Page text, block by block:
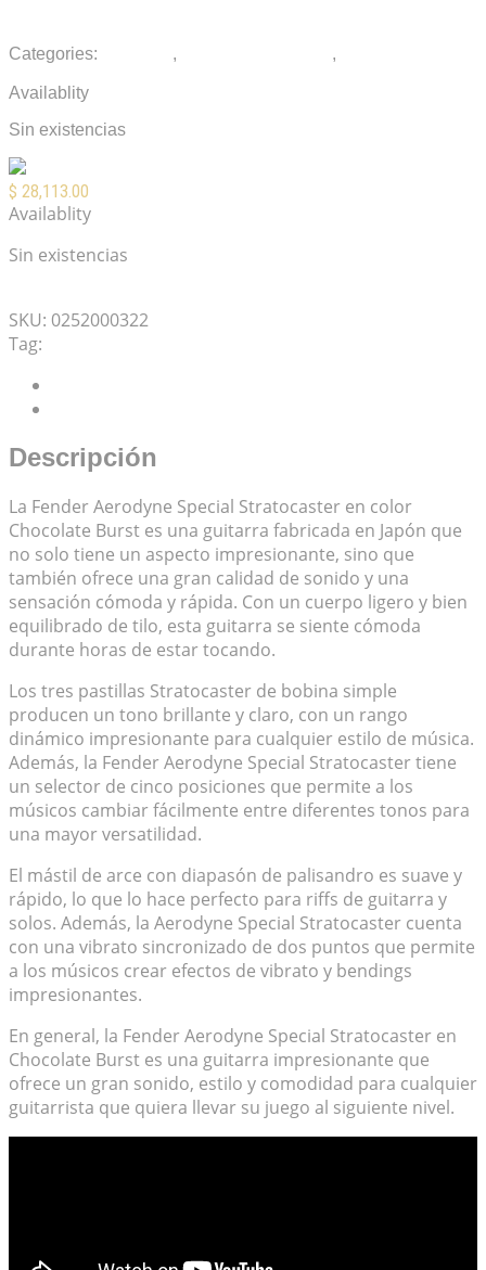
Categories: , ,
Availablity
Sin existencias
$ 28,113.00
Availablity
Sin existencias
SKU: 0252000322
Tag:
Descripción
La Fender Aerodyne Special Stratocaster en color
Chocolate Burst es una guitarra fabricada en Japón que
no solo tiene un aspecto impresionante, sino que
también ofrece una gran calidad de sonido y una
sensación cómoda y rápida. Con un cuerpo ligero y bien
equilibrado de tilo, esta guitarra se siente cómoda
durante horas de estar tocando.
Los tres pastillas Stratocaster de bobina simple
producen un tono brillante y claro, con un rango
dinámico impresionante para cualquier estilo de música.
Además, la Fender Aerodyne Special Stratocaster tiene
un selector de cinco posiciones que permite a los
músicos cambiar fácilmente entre diferentes tonos para
una mayor versatilidad.
El mástil de arce con diapasón de palisandro es suave y
rápido, lo que lo hace perfecto para riffs de guitarra y
solos. Además, la Aerodyne Special Stratocaster cuenta
con una vibrato sincronizado de dos puntos que permite
a los músicos crear efectos de vibrato y bendings
impresionantes.
En general, la Fender Aerodyne Special Stratocaster en
Chocolate Burst es una guitarra impresionante que
ofrece un gran sonido, estilo y comodidad para cualquier
guitarrista que quiera llevar su juego al siguiente nivel.